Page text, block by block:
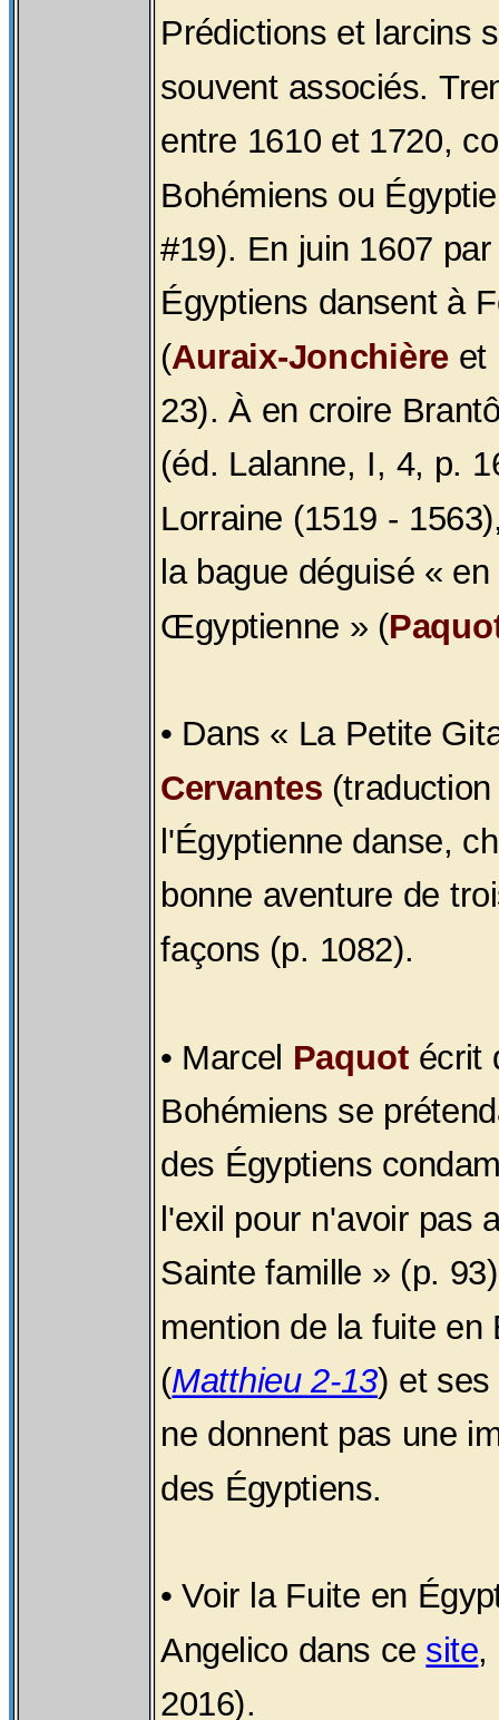
Prédictions et larcins
souvent associés.
entre 1610 et 1720,
Bohémiens ou
#19). En juin 1607
Égyptiens dansent à
(Auraix-Jonchièreet
23). À en croire
(éd. Lalanne, I, 4, p.
Lorraine (1519 -
la bague déguisé «
Œgyptienne » (
• Dans « La Petite
Cervantes
l'Égyptienne danse,
bonne aventure de
façons (p. 1082).
• Marcel Paquot écrit
Bohémiens se
des Égyptiens
l'exil pour n'avoir pas
Sainte famille » (p.
mention de la fuite en
(Matthieu 2-13) et ses
ne donnent pas une
des Égyptiens.
• Voir la Fuite en
Angelico dans ce site,
2016).